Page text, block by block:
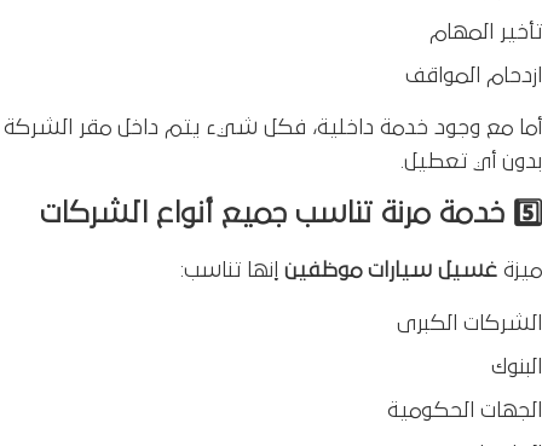
تأخير المهام
ازدحام المواقف
أما مع وجود خدمة داخلية، فكل شيء يتم داخل مقر الشركة
بدون أي تعطيل.
5️⃣ خدمة مرنة تناسب جميع أنواع الشركات
ميزة غسيل سيارات موظفين إنها تناسب:
الشركات الكبرى
البنوك
الجهات الحكومية